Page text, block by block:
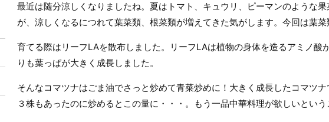
最近は随分涼しくなりましたね。夏はトマト、キュウリ、ピーマンのような
が、涼しくなるにつれて葉菜類、根菜類が増えてきた気がします。今回は葉
育てる際はリーフLAを散布しました。リーフLAは植物の身体を造るアミノ酸
りも葉っぱが大きく成長しました。
そんなコマツナはごま油でさっと炒めて青菜炒めに！大きく成長したコマツ
３株もあったのに炒めるとこの量に・・・。もう一品中華料理が欲しいとい